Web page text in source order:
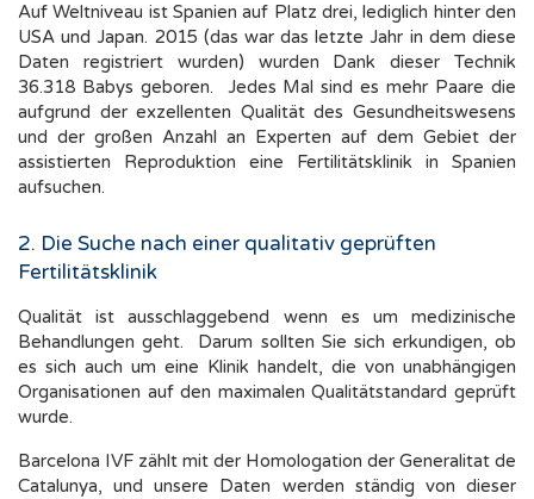
Auf Weltniveau ist Spanien auf Platz drei, lediglich hinter den
USA und Japan. 2015 (das war das letzte Jahr in dem diese
Daten registriert wurden) wurden Dank dieser Technik
36.318 Babys geboren. Jedes Mal sind es mehr Paare die
aufgrund der exzellenten Qualität des Gesundheitswesens
und der großen Anzahl an Experten auf dem Gebiet der
assistierten Reproduktion eine Fertilitätsklinik in Spanien
aufsuchen.
2. Die Suche nach einer qualitativ geprüften
Fertilitätsklinik
Qualität ist ausschlaggebend wenn es um medizinische
Behandlungen geht. Darum sollten Sie sich erkundigen, ob
es sich auch um eine Klinik handelt, die von unabhängigen
Organisationen auf den maximalen Qualitätstandard geprüft
wurde.
Barcelona IVF zählt mit der Homologation der Generalitat de
Catalunya, und unsere Daten werden ständig von dieser